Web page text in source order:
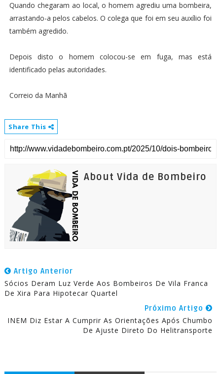
Quando chegaram ao local, o homem agrediu uma bombeira,
arrastando-a pelos cabelos. O colega que foi em seu auxílio foi
também agredido.
Depois disto o homem colocou-se em fuga, mas está
identificado pelas autoridades.
Correio da Manhã
Share This
About Vida de Bombeiro
Artigo Anterior
Sócios Deram Luz Verde Aos Bombeiros De Vila Franca
De Xira Para Hipotecar Quartel
Próximo Artigo
INEM Diz Estar A Cumprir As Orientações Após Chumbo
De Ajuste Direto Do Helitransporte